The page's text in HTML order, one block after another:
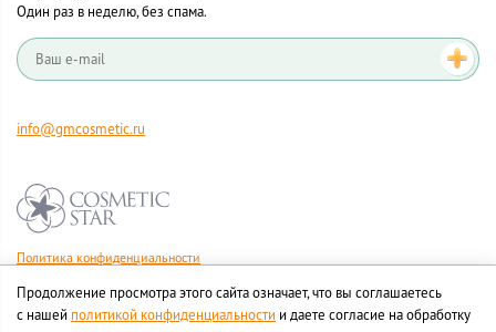
Один раз в неделю, без спама.
Политика конфиденциальности
Согласие на обработку персональных данных
info@gmcosmetic.ru
Продолжение просмотра этого сайта означает, что вы соглашаетесь
с нашей политикой конфиденциальности и даете согласие на обработку